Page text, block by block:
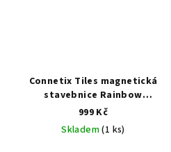
Connetix Tiles magnetická
stavebnice Rainbow
Motion Pack 24 ks
3 let / duhová
999 Kč
Skladem(1 ks)